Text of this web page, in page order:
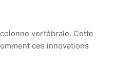
vertébrale. Cette
ces innovations